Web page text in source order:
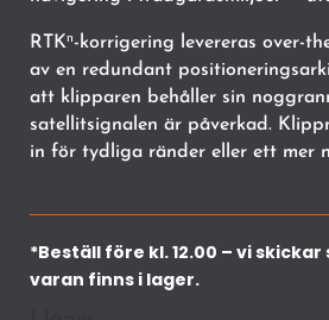
RTKⁿ-korrigering levereras over-
av en redundant
att klipparen behåller sin
satellitsignalen är påverkad.
in för tydliga ränder eller ett mer
*Beställ före kl. 12.00 – vi
varan finns i lager.